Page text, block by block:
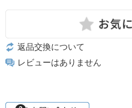
返品交換について
レビューはありません